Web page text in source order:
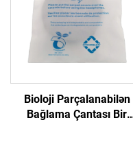
Bioloji Parçalanabilən
Bağlama Çantası Bir